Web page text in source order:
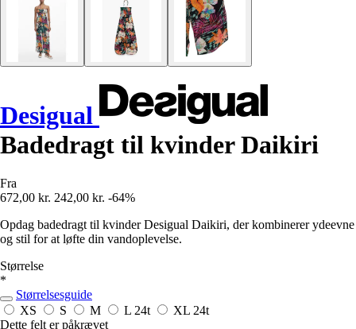
Desigual
Badedragt til kvinder Daikiri
Fra
672,00 kr. 242,00 kr. -64%
Opdag badedragt til kvinder Desigual Daikiri, der kombinerer ydeevne
og stil for at løfte din vandoplevelse.
Størrelse
*
Størrelsesguide
XS
S M L 24t XL 24t
Dette felt er påkrævet